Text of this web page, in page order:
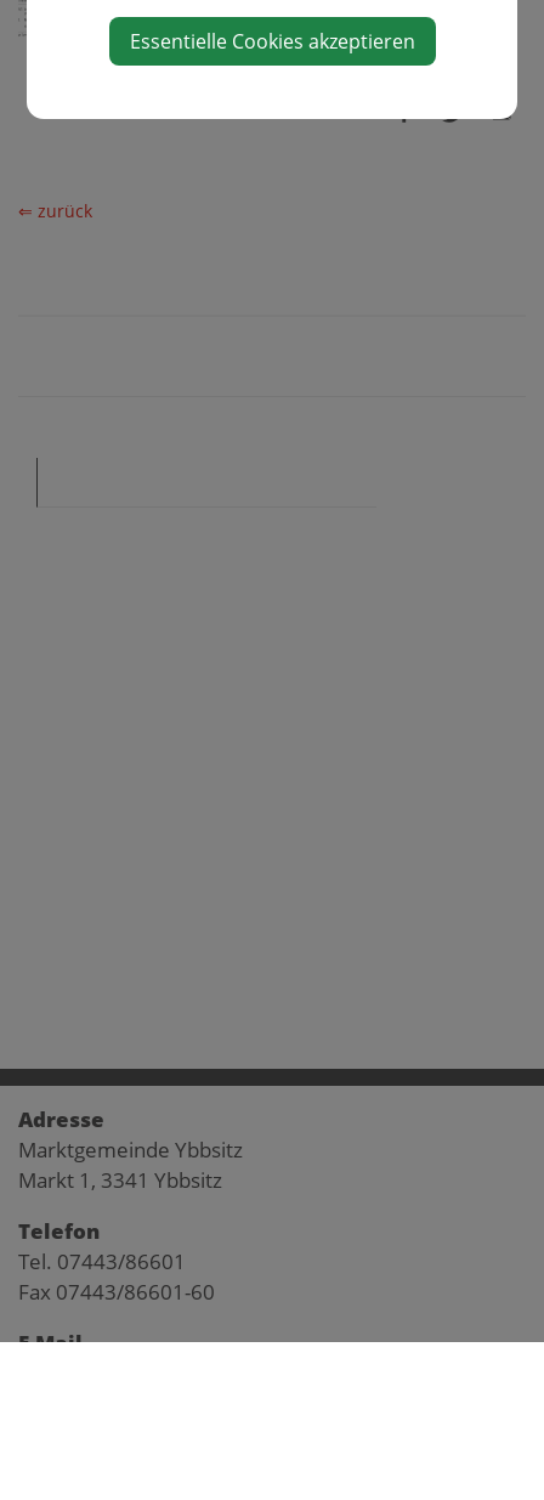
Mittwoch, 06. November 2024
⇐ zurück
Adresse
Marktgemeinde Ybbsitz
Markt 1, 3341 Ybbsitz
Telefon
Tel. 07443/86601
Fax 07443/86601-60
E-Mail
Essentielle Cookies akzeptieren